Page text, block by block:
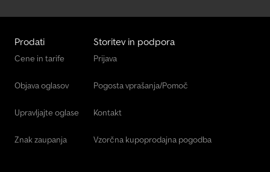
Prodati
Cene in tarife
Objava oglasov
Upravljajte oglase
Znak zaupanja
Storitev in podpora
Prijava
Pogosta vprašanja/Pomoč
Kontakt
Vzorčna kupoprodajna pogodba